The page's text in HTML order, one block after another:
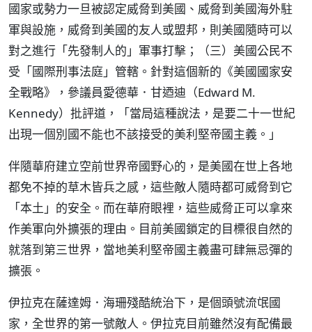
國家或勢力一旦被認定威脅到美國、威脅到美國海外駐
軍與設施，威脅到美國的友人或盟邦，則美國隨時可以
對之進行「先發制人的」軍事打擊；（三）美國公民不
受「國際刑事法庭」管轄。針對這個新的《美國國家安
全戰略》，參議員愛德華．甘迺迪（Edward M.
Kennedy）批評道，「當局這種說法，是要二十一世紀
出現一個別國不能也不該接受的美利堅帝國主義。」
伴隨華府建立空前世界帝國野心的，是美國在世上各地
都免不掉的草木皆兵之感，這些敵人隨時都可威脅到它
「本土」的安全。而在華府眼裡，這些威脅正可以拿來
作美軍向外擴張的理由。目前美國鎖定的目標很自然的
就落到第三世界，當地美利堅帝國主義盡可肆無忌彈的
擴張。
伊拉克在薩達姆．海珊殘酷統治下，是個頭號流氓國
家，全世界的第一號敵人。伊拉克目前雖然沒有配備最